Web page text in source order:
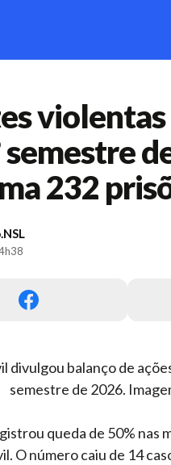
violentas
semestre
232
divulgou balanço de
semestre de 2026.
queda de 50% nas
O número caiu de 14